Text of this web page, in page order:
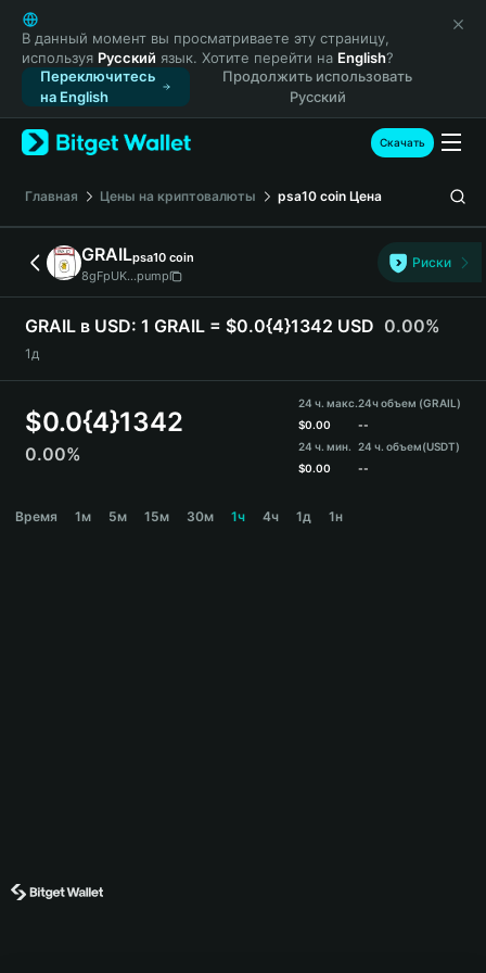
English
日本語
Tiếng Việt
Русский
Español (Latinoamérica)
Türkçe
Français
Deutsch
简体中文
繁體中文
Português (Portugal)
Bahasa Indonesia
ภาษาไทย
हिन्दी
Español
Português (Brasil)
В данный момент вы просматриваете эту страницу,
используя Русский язык. Хотите перейти на English?
Переключитесь
на English
Продолжить использовать
Русский
Скачать
Главная Цены на криптовалюты psa10 coin Цена
GRAILpsa10 coin
8gFpUK...pump
Риски
GRAIL в USD: 1 GRAIL = $0.0{4}1342 USD 0.00%
1д
$0.0{4}1342
0.00%
24 ч. макс.
$0.00
24 ч. мин.
$0.00
24ч объем (GRAIL)
--
24 ч. объем(USDT)
--
Время 1м 5м 15м 30м 1ч 4ч 1д 1н